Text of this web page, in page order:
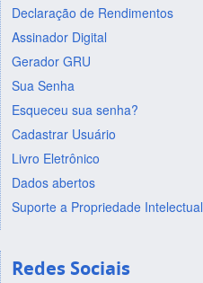
Declaração de Rendimentos
Assinador Digital
Gerador GRU
Sua Senha
Esqueceu sua senha?
Cadastrar Usuário
Livro Eletrônico
Dados abertos
Suporte a Propriedade Intelectual
Redes Sociais